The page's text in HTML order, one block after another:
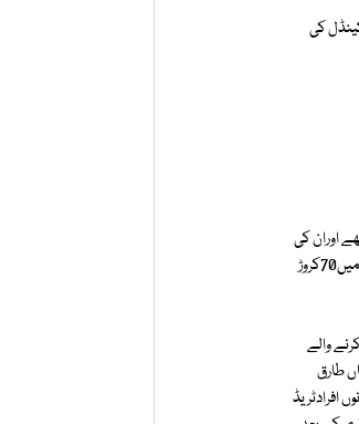
مالی اسکینڈل کی
اوران کی
منظوری کے بعدہی کاغذی کمپنیوں کو ٹریڈسبسڈی دی گئی، ایف آئی اے حکام نے بتایا کہ حال ہی میں سامنے آنے والے حقائق کی روشنی میں70کروڑ
والے
طارق
افرادٹریڈ